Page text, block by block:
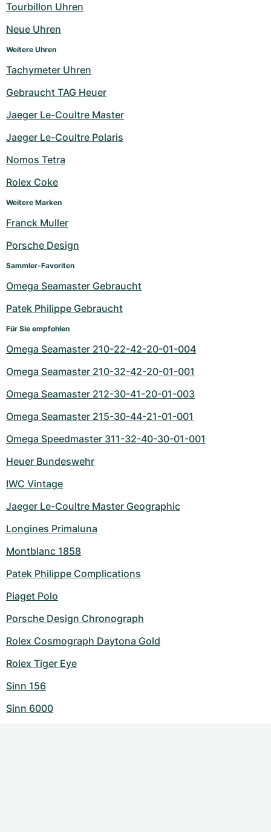
Tourbillon Uhren
Neue Uhren
Weitere Uhren
Tachymeter Uhren
Gebraucht TAG Heuer
Jaeger Le-Coultre Master
Jaeger Le-Coultre Polaris
Nomos Tetra
Rolex Coke
Weitere Marken
Franck Muller
Porsche Design
Sammler-Favoriten
Omega Seamaster Gebraucht
Patek Philippe Gebraucht
Für Sie empfohlen
Omega Seamaster 210-22-42-20-01-004
Omega Seamaster 210-32-42-20-01-001
Omega Seamaster 212-30-41-20-01-003
Omega Seamaster 215-30-44-21-01-001
Omega Speedmaster 311-32-40-30-01-001
Heuer Bundeswehr
IWC Vintage
Jaeger Le-Coultre Master Geographic
Longines Primaluna
Montblanc 1858
Patek Philippe Complications
Piaget Polo
Porsche Design Chronograph
Rolex Cosmograph Daytona Gold
Rolex Tiger Eye
Sinn 156
Sinn 6000